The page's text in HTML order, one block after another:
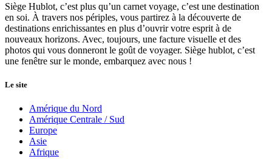
Siège Hublot, c’est plus qu’un carnet voyage, c’est une destination
en soi. À travers nos périples, vous partirez à la découverte de
destinations enrichissantes en plus d’ouvrir votre esprit à de
nouveaux horizons. Avec, toujours, une facture visuelle et des
photos qui vous donneront le goût de voyager. Siège hublot, c’est
une fenêtre sur le monde, embarquez avec nous !
Le site
Amérique du Nord
Amérique Centrale / Sud
Europe
Asie
Afrique